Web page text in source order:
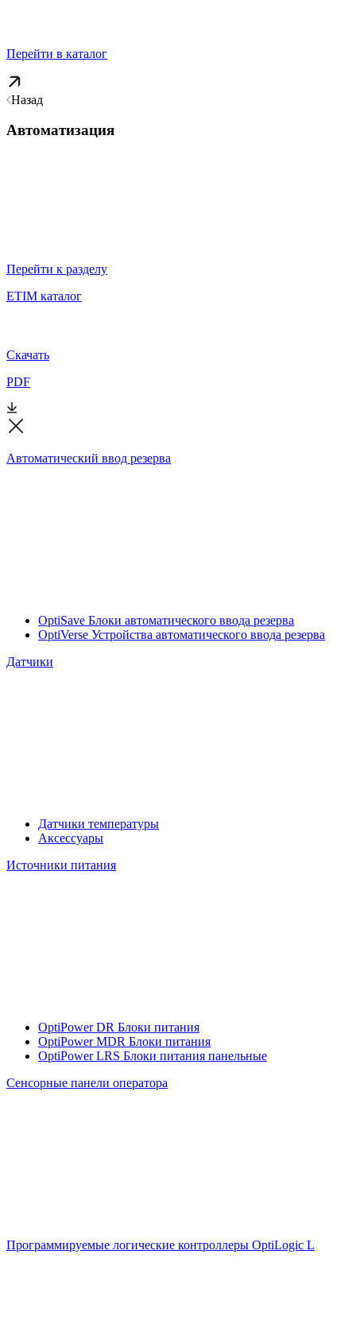
Перейти в каталог
Назад
Автоматизация
Перейти к разделу
ETIM каталог
Скачать
PDF
Автоматический ввод резерва
OptiSave Блоки автоматического ввода резерва
OptiVerse Устройства автоматического ввода резерва
Датчики
Датчики температуры
Аксессуары
Источники питания
OptiPower DR Блоки питания
OptiPower MDR Блоки питания
OptiPower LRS Блоки питания панельные
Сенсорные панели оператора
Программируемые логические контроллеры OptiLogic L